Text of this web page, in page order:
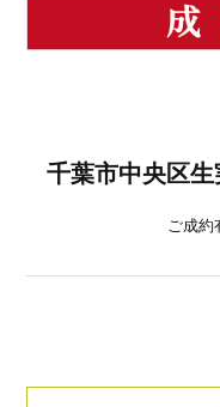
千葉市中央区
ご成約